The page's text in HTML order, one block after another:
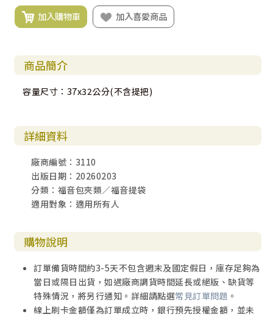
加入購物車 加入喜愛商品
商品簡介
容量尺寸：37x32公分(不含提把)
詳細資料
廠商編號：3110
出版日期：20260203
分類：福音包夾類／福音提袋
適用對象：適用所有人
購物說明
訂單備貨時間約3-5天不包含週末及國定假日，庫存足夠為
當日或隔日出貨，如遇廠商調貨時間延長或絕版、缺貨等
特殊情況，將另行通知。詳細請點選常見訂單問題 。
線上刷卡金額僅為訂單成立時，銀行預先授權金額，並未